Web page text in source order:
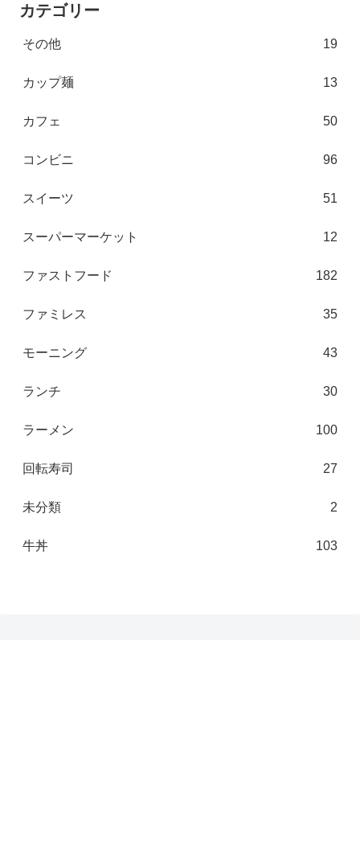
カテゴリー
その他 19
カップ麺 13
カフェ 50
コンビニ 96
スイーツ 51
スーパーマーケット 12
ファストフード 182
ファミレス 35
モーニング 43
ランチ 30
ラーメン 100
回転寿司 27
未分類 2
牛丼 103